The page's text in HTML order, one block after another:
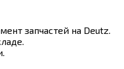
запчастей на Deutz.